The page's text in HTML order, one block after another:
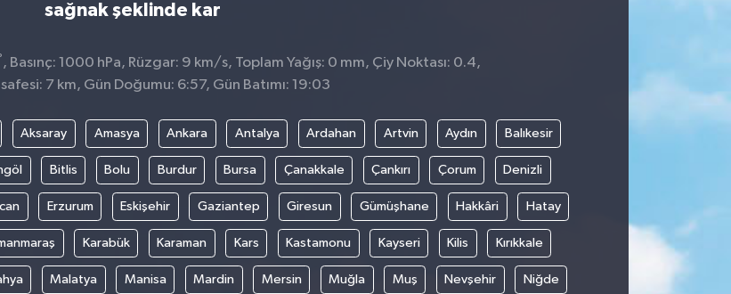
sağnak şeklinde kar
, Basınç: 1000 hPa, Rüzgar: 9 km/s, Toplam Yağış: 0 mm, Çiy Noktası: 0.4,
7 km, Gün Doğumu: 6:57, Gün Batımı: 19:03
Aksaray Amasya Ankara Antalya Ardahan Artvin Aydın Balıkesir
Bitlis Bolu Burdur Bursa Çanakkale Çankırı Çorum Denizli
Erzurum Eskişehir Gaziantep Giresun Gümüşhane Hakkâri Hatay
Karabük Karaman Kars Kastamonu Kayseri Kilis Kırıkkale
Malatya Manisa Mardin Mersin Muğla Muş Nevşehir Niğde